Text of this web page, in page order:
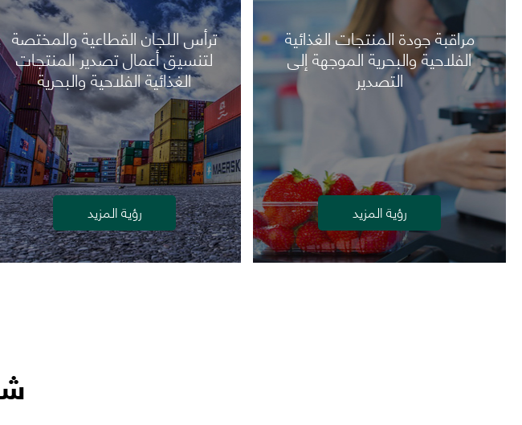
مراقبة جودة المنتجات الغذائية
الفلاحية والبحرية الموجهة إلى
التصدير
رؤية المزيد
ترأس اللجان القطاعية والمختصة
لتنسيق أعمال تصدير المنتجات
الغذائية الفلاحية والبحرية
رؤية المزيد